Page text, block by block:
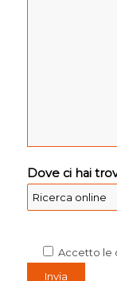
Dove ci hai
Accetto le